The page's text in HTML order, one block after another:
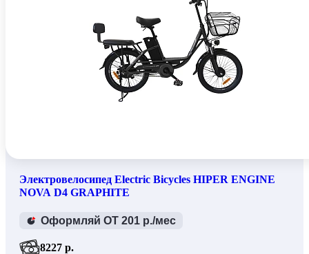
Электровелосипед Electric Bicycles HIPER ENGINE
NOVA D4 GRAPHITE
Оформляй ОТ 201 р./мес
8227 р.